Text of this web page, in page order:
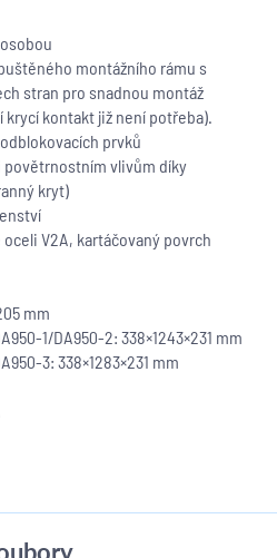
montážního rámu s
stran pro snadnou montáž
krycí kontakt již není potřeba).
prvků
vlivům díky
kryt)
V2A, kartáčovaný povrch
mm
1/DA950-2: 338×1243×231 mm
3: 338×1283×231 mm